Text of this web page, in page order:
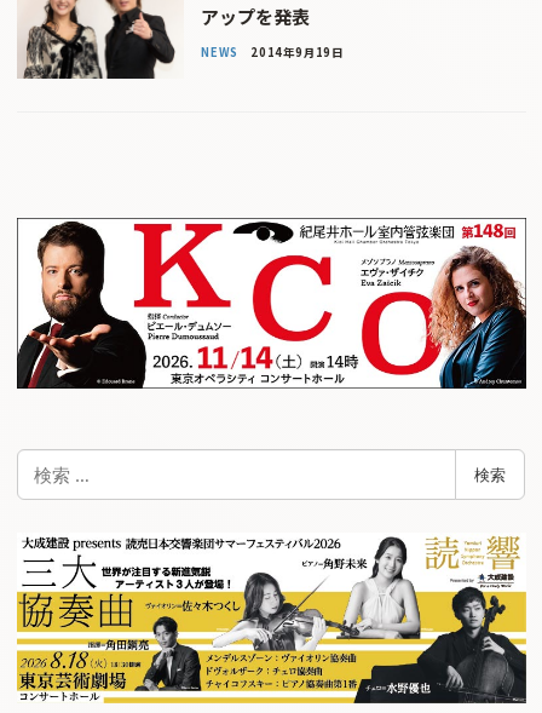
アップを発表
NEWS 2014年9月19日
検
索
検索